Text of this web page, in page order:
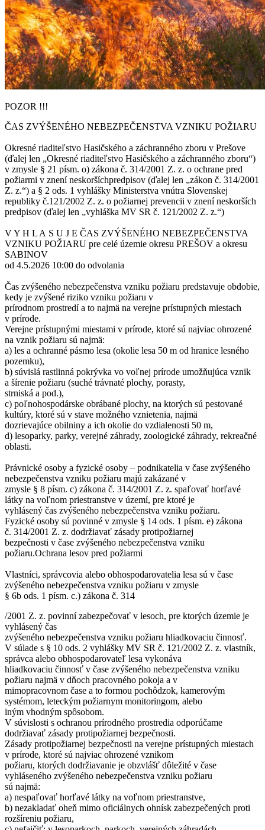
POZOR !!!
ČAS ZVÝŠENÉHO NEBEZPEČENSTVA VZNIKU POŽIARU
Okresné riaditeľstvo Hasičského a záchranného zboru v Prešove
(ďalej len „Okresné riaditeľstvo Hasičského a záchranného zboru“)
v zmysle § 21 písm. o) zákona č. 314/2001 Z. z. o ochrane pred
požiarmi v znení neskoršíchpredpisov (ďalej len „zákon č. 314/2001
Z. z.“) a § 2 ods. 1 vyhlášky Ministerstva vnútra Slovenskej
republiky č.121/2002 Z. z. o požiarnej prevencii v znení neskorších
predpisov (ďalej len „vyhláška MV SR č. 121/2002 Z. z.“)
V Y H L A S U J E ČAS ZVÝŠENÉHO NEBEZPEČENSTVA
VZNIKU POŽIARU pre celé územie okresu PREŠOV a okresu
SABINOV
od 4.5.2026 10:00 do odvolania
Čas zvýšeného nebezpečenstva vzniku požiaru predstavuje obdobie,
kedy je zvýšené riziko vzniku požiaru v
prírodnom prostredí a to najmä na verejne prístupných miestach
v prírode.
Verejne prístupnými miestami v prírode, ktoré sú najviac ohrozené
na vznik požiaru sú najmä:
a) les a ochranné pásmo lesa (okolie lesa 50 m od hranice lesného
pozemku),
b) súvislá rastlinná pokrývka vo voľnej prírode umožňujúca vznik
a šírenie požiaru (suché trávnaté plochy, porasty,
strniská a pod.),
c) poľnohospodárske obrábané plochy, na ktorých sú pestované
kultúry, ktoré sú v stave možného vznietenia, najmä
dozrievajúce obilniny a ich okolie do vzdialenosti 50 m,
d) lesoparky, parky, verejné záhrady, zoologické záhrady, rekreačné
oblasti.
Právnické osoby a fyzické osoby – podnikatelia v čase zvýšeného
nebezpečenstva vzniku požiaru majú zakázané v
zmysle § 8 písm. c) zákona č. 314/2001 Z. z. spaľovať horľavé
látky na voľnom priestranstve v území, pre ktoré je
vyhlásený čas zvýšeného nebezpečenstva vzniku požiaru.
Fyzické osoby sú povinné v zmysle § 14 ods. 1 písm. e) zákona
č. 314/2001 Z. z. dodržiavať zásady protipožiarnej
bezpečnosti v čase zvýšeného nebezpečenstva vzniku
požiaru.Ochrana lesov pred požiarmi
Vlastníci, správcovia alebo obhospodarovatelia lesa sú v čase
zvýšeného nebezpečenstva vzniku požiaru v zmysle
§ 6b ods. 1 písm. c.) zákona č. 314
/2001 Z. z. povinní zabezpečovať v lesoch, pre ktorých územie je
vyhlásený čas
zvýšeného nebezpečenstva vzniku požiaru hliadkovaciu činnosť.
V súlade s § 10 ods. 2 vyhlášky MV SR č. 121/2002 Z. z. vlastník,
správca alebo obhospodarovateľ lesa vykonáva
hliadkovaciu činnosť v čase zvýšeného nebezpečenstva vzniku
požiaru najmä v dňoch pracovného pokoja a v
mimopracovnom čase a to formou pochôdzok, kamerovým
systémom, leteckým požiarnym monitoringom, alebo
iným vhodným spôsobom.
V súvislosti s ochranou prírodného prostredia odporúčame
dodržiavať zásady protipožiarnej bezpečnosti.
Zásady protipožiarnej bezpečnosti na verejne prístupných miestach
v prírode, ktoré sú najviac ohrozené vznikom
požiaru, ktorých dodržiavanie je obzvlášť dôležité v čase
vyhláseného zvýšeného nebezpečenstva vzniku požiaru
sú najmä:
a) nespaľovať horľavé látky na voľnom priestranstve,
b) nezakladať oheň mimo oficiálnych ohnísk zabezpečených proti
rozšíreniu požiaru,